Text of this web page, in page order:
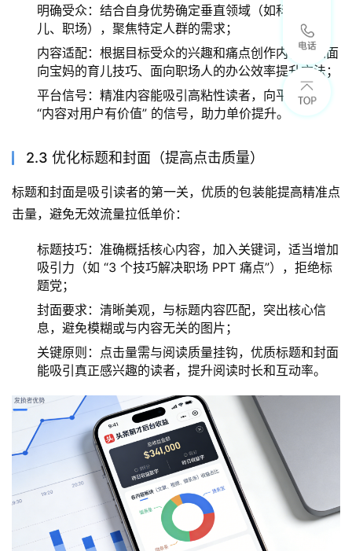
明确受众：结合自身优势确定垂直领域（如科技、育
儿、职场），聚焦特定人群的需求；
内容适配：根据目标受众的兴趣和痛点创作内容，如面
向宝妈的育儿技巧、面向职场人的办公效率提升方法；
平台信号：精准内容能吸引高粘性读者，向平台传递
“内容对用户有价值” 的信号，助力单价提升。
2.3 优化标题和封面（提高点击质量）
标题和封面是吸引读者的第一关，优质的包装能提高精准点
击量，避免无效流量拉低单价：
标题技巧：准确概括核心内容，加入关键词，适当增加
吸引力（如 “3 个技巧解决职场 PPT 痛点”），拒绝标
题党；
封面要求：清晰美观，与标题内容匹配，突出核心信
息，避免模糊或与内容无关的图片；
关键原则：点击量需与阅读质量挂钩，优质标题和封面
能吸引真正感兴趣的读者，提升阅读时长和互动率。